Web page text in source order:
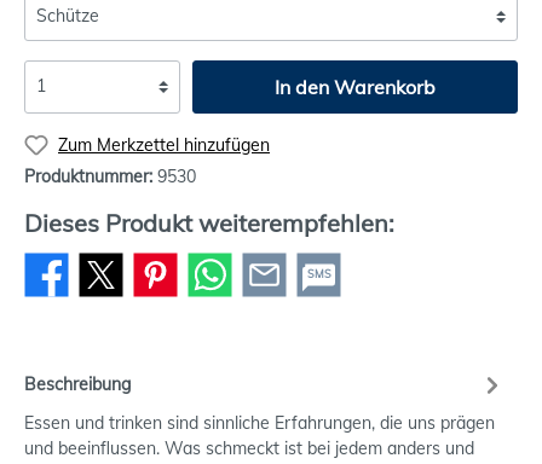
In den Warenkorb
Zum Merkzettel hinzufügen
Produktnummer: 9530
Dieses Produkt weiterempfehlen:
SMS
Beschreibung
Essen und trinken sind sinnliche Erfahrungen, die uns prägen
und beeinflussen. Was schmeckt ist bei jedem anders und